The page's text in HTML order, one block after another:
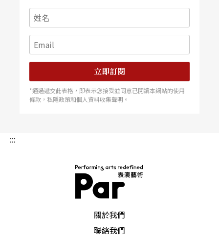
立即訂閱
*通過遞交此表格，即表示您接受並同意已閱讀本網站的使用
條款，私隱政策和個人資料收集聲明。
:::
關於我們
聯絡我們